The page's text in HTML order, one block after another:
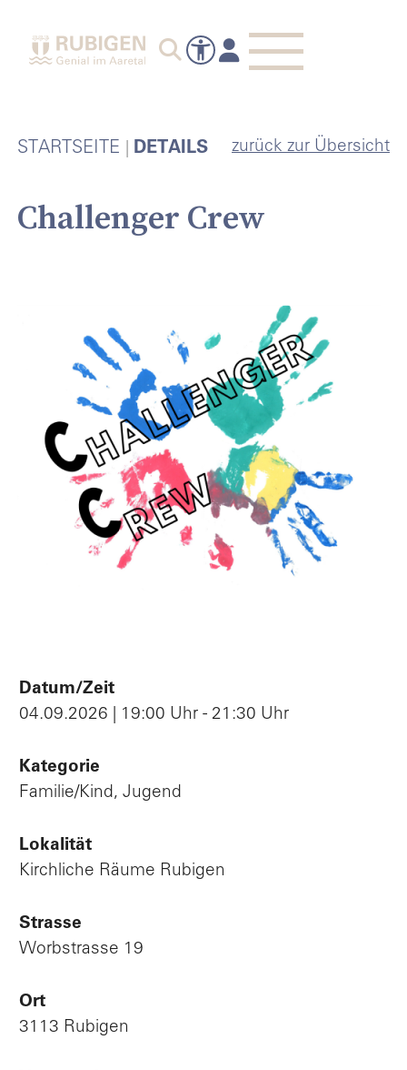
STARTSEITE DETAILS zurück zur Übersicht
Challenger Crew
Datum/Zeit
04.09.2026 | 19:00 Uhr - 21:30 Uhr
Kategorie
Familie/Kind, Jugend
Lokalität
Kirchliche Räume Rubigen
Strasse
Worbstrasse 19
Ort
3113 Rubigen